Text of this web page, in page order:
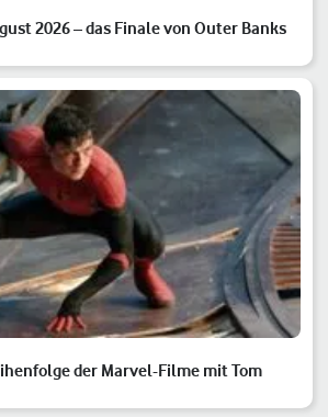
2026 – das Finale von Outer Banks
der Marvel-Filme mit Tom